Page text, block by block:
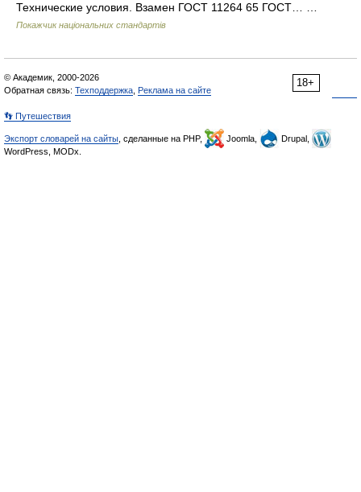
Технические условия. Взамен ГОСТ 11264 65 ГОСТ… …
Покажчик національних стандартів
18+
© Академик, 2000-2026
Обратная связь: Техподдержка Реклама на сайте
👣 Путешествия
Экспорт словарей на сайты , сделанные на PHP, Joomla,
Drupal,
WordPress, MODx.